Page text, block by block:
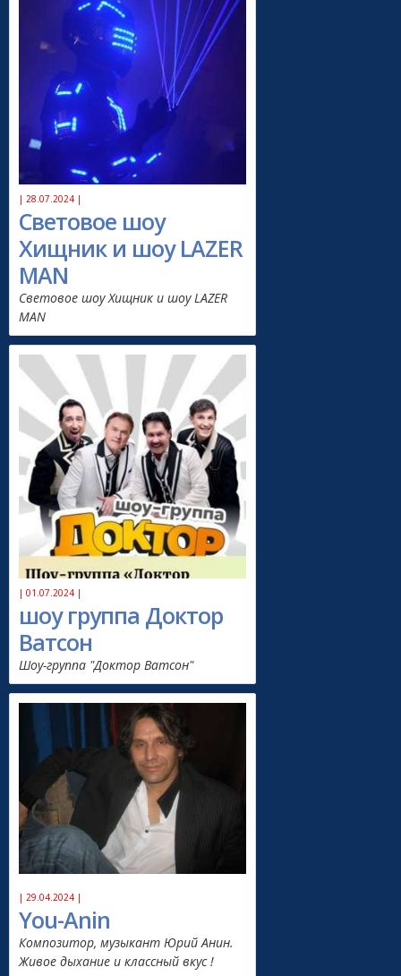
| 28.07.2024 |
Световое шоу
Хищник и шоу LAZER
MAN
Световое шоу Хищник и шоу LAZER
MAN
| 01.07.2024 |
шоу группа Доктор
Ватсон
Шоу-группа "Доктор Ватсон"
| 29.04.2024 |
You-Anin
Композитор, музыкант Юрий Анин.
Живое дыхание и классный вкус !